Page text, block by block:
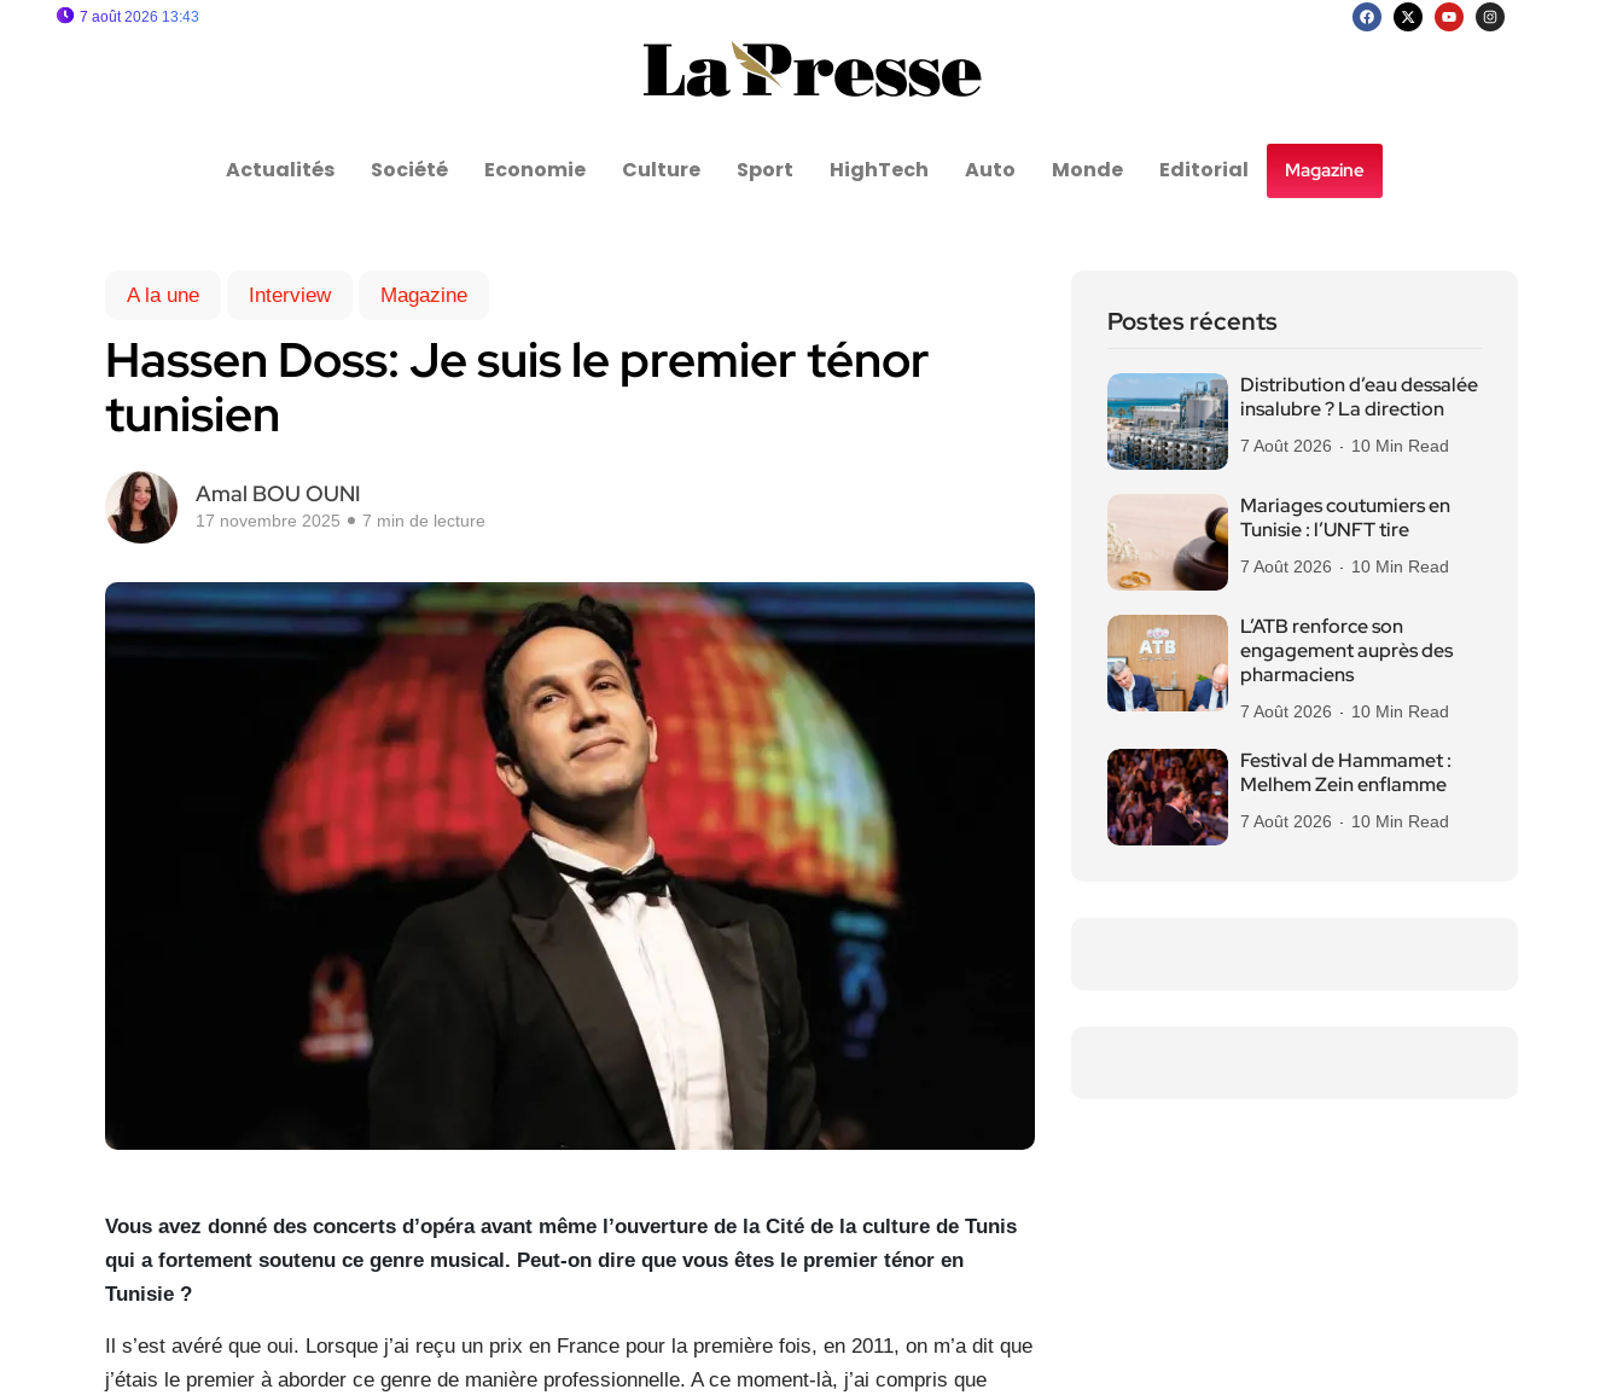
7 août 2026 13:43
Actualités Société Economie Culture Sport HighTech Auto Monde Editorial Magazine
A la une Interview Magazine
Hassen Doss: Je suis le premier ténor
tunisien
Amal BOU OUNI
17 novembre 2025 7 min de lecture
Vous avez donné des concerts d’opéra avant même l’ouverture de la Cité de la culture de Tunis
qui a fortement soutenu ce genre musical. Peut-on dire que vous êtes le premier ténor en
Tunisie ?
Il s’est avéré que oui. Lorsque j’ai reçu un prix en France pour la première fois, en 2011, on m’a dit que
j’étais le premier à aborder ce genre de manière professionnelle. A ce moment-là, j’ai compris que
Postes récents
Distribution d’eau dessalée
insalubre ? La direction
7 Août 2026 10 Min Read
Mariages coutumiers en
Tunisie : l’UNFT tire
7 Août 2026 10 Min Read
L’ATB renforce son
engagement auprès des
pharmaciens
7 Août 2026 10 Min Read
Festival de Hammamet :
Melhem Zein enflamme
7 Août 2026 10 Min Read